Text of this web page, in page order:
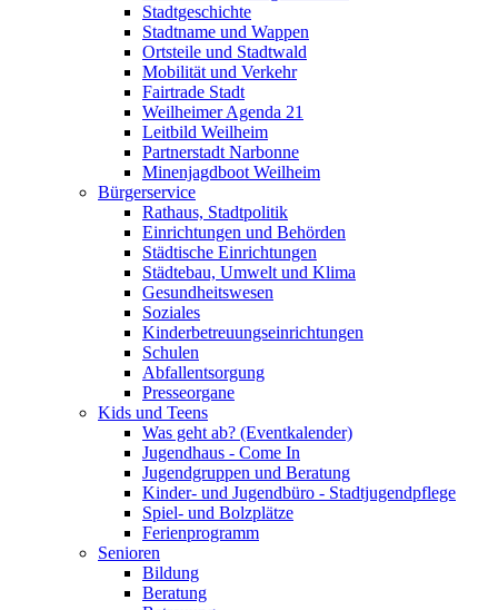
Stadtgeschichte
Stadtname und Wappen
Ortsteile und Stadtwald
Mobilität und Verkehr
Fairtrade Stadt
Weilheimer Agenda 21
Leitbild Weilheim
Partnerstadt Narbonne
Minenjagdboot Weilheim
Bürgerservice
Rathaus, Stadtpolitik
Einrichtungen und Behörden
Städtische Einrichtungen
Städtebau, Umwelt und Klima
Gesundheitswesen
Soziales
Kinderbetreuungseinrichtungen
Schulen
Abfallentsorgung
Presseorgane
Kids und Teens
Was geht ab? (Eventkalender)
Jugendhaus - Come In
Jugendgruppen und Beratung
Kinder- und Jugendbüro - Stadtjugendpflege
Spiel- und Bolzplätze
Ferienprogramm
Senioren
Bildung
Beratung